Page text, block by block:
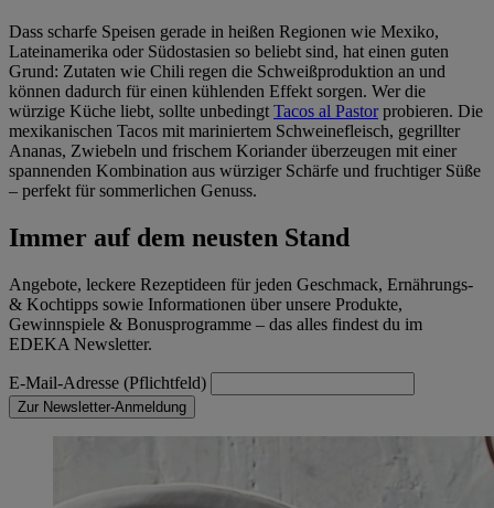
Dass scharfe Speisen gerade in heißen Regionen wie Mexiko,
Lateinamerika oder Südostasien so beliebt sind, hat einen guten
Grund: Zutaten wie Chili regen die Schweißproduktion an und
können dadurch für einen kühlenden Effekt sorgen. Wer die
würzige Küche liebt, sollte unbedingt Tacos al Pastorprobieren. Die
mexikanischen Tacos mit mariniertem Schweinefleisch, gegrillter
Ananas, Zwiebeln und frischem Koriander überzeugen mit einer
spannenden Kombination aus würziger Schärfe und fruchtiger Süße
– perfekt für sommerlichen Genuss.
Immer auf dem neusten Stand
Angebote, leckere Rezeptideen für jeden Geschmack, Ernährungs-
& Kochtipps sowie Informationen über unsere Produkte,
Gewinnspiele & Bonusprogramme – das alles findest du im
EDEKA Newsletter.
E-Mail-Adresse (Pflichtfeld)
Zur Newsletter-Anmeldung